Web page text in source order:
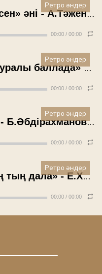
«Еркеледің сен» әні - А.Тәженова (1979 жыл)
00:00 / 00:00
Ретро әндер
«Домбыра туралы баллада» - А.Мақашев (1979 жыл)
00:00 / 00:00
Ретро әндер
«Гүл сезім» - Б.Әбдірахманов (1979 жыл)
00:00 / 00:00
Ретро әндер
«Әнім сенсің тың дала» - Е.Хасанғалиев (1979 жыл)
00:00 / 00:00
Ретро әндер